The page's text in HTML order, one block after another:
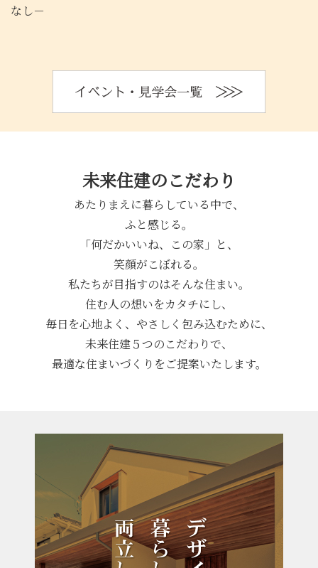
なし－
未来住建のこだわり
あたりまえに暮らしている中で、
ふと感じる。
「何だかいいね、この家」と、
笑顔がこぼれる。
私たちが目指すのはそんな住まい。
住む人の想いをカタチにし、
毎日を心地よく、やさしく包み込むために、
未来住建５つのこだわりで、
最適な住まいづくりをご提案いたします。